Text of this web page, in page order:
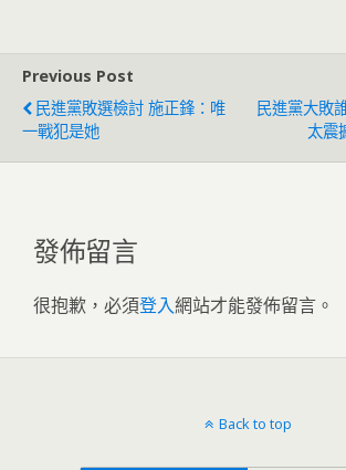
Previous Post
民進黨敗選檢討 施正鋒：唯
一戰犯是她
民進黨大敗
太震
發佈留言
很抱歉，必須登入網站才能發佈留言。
Back to top